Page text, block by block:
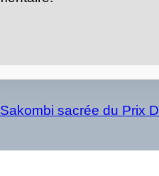
sacrée du Prix